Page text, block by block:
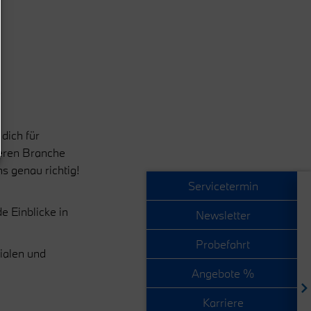
Servicetermin
Newsletter
Probefahrt
Angebote %
Karriere
für
Branche
genau richtig!
Einblicke in
und